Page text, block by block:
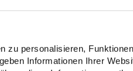
zu personalisieren,
Informationen Ihrer
einem dualen System
und unkompliziert in